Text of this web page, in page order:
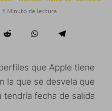
1 Minuto de lectura
que Apple tiene
la que se desvela que
tendría fecha de salida